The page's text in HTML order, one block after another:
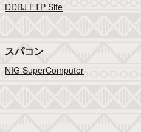
DDBJ FTP Site
スパコン
NIG SuperComputer